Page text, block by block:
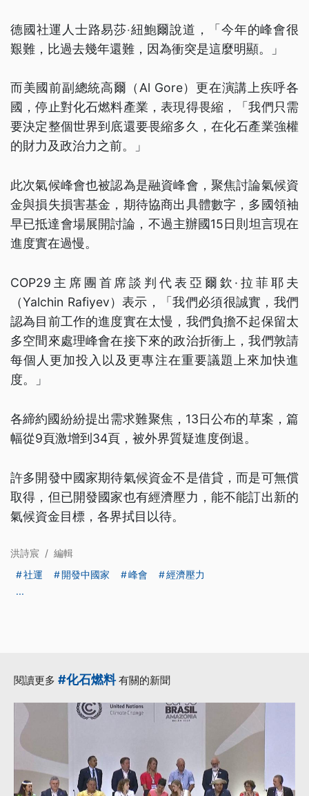
德國社運人士路易莎‧紐鮑爾說道，「今年的峰會很
艱難，比過去幾年還難，因為衝突是這麼明顯。」
而美國前副總統高爾（Al Gore）更在演講上疾呼各
國，停止對化石燃料產業，表現得畏縮，「我們只需
要決定整個世界到底還要畏縮多久，在化石產業強權
的財力及政治力之前。」
此次氣候峰會也被認為是融資峰會，聚焦討論氣候資
金與損失損害基金，期待協商出具體數字，多國領袖
早已抵達會場展開討論，不過主辦國15日則坦言現在
進度實在過慢。
COP29主席團首席談判代表亞爾欽·拉菲耶夫
（Yalchin Rafiyev）表示，「我們必須很誠實，我們
認為目前工作的進度實在太慢，我們負擔不起保留太
多空間來處理峰會在接下來的政治折衝上，我們敦請
每個人更加投入以及更專注在重要議題上來加快進
度。」
各締約國紛紛提出需求難聚焦，13日公布的草案，篇
幅從9頁激增到34頁，被外界質疑進度倒退。
許多開發中國家期待氣候資金不是借貸，而是可無償
取得，但已開發國家也有經濟壓力，能不能訂出新的
氣候資金目標，各界拭目以待。
洪詩宸 / 編輯
社運
開發中國家 峰會
經濟壓力
...
閱讀更多 #化石燃料有關的新聞